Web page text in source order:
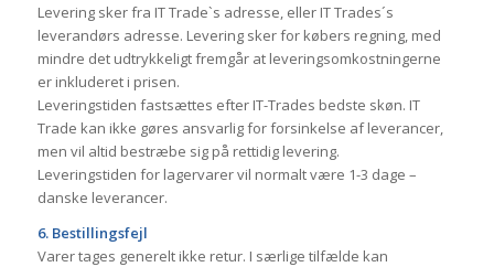
Levering sker fra IT Trade`s adresse, eller IT Trades´s
leverandørs adresse. Levering sker for købers regning, med
mindre det udtrykkeligt fremgår at leveringsomkostningerne
er inkluderet i prisen.
Leveringstiden fastsættes efter IT-Trades bedste skøn. IT
Trade kan ikke gøres ansvarlig for forsinkelse af leverancer,
men vil altid bestræbe sig på rettidig levering.
Leveringstiden for lagervarer vil normalt være 1-3 dage –
danske leverancer.
6. Bestillingsfejl
Varer tages generelt ikke retur. I særlige tilfælde kan